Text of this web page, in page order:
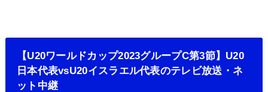
【U20ワールドカップ2023グループC第3節】U20
日本代表vsU20イスラエル代表のテレビ放送・ネ
ット中継